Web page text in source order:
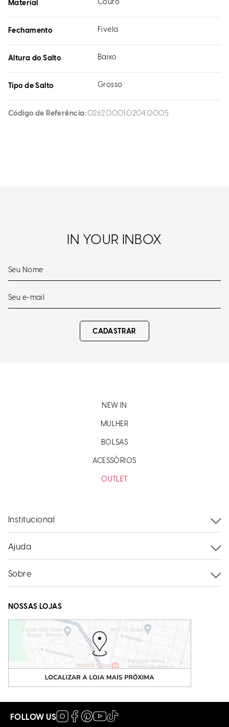
Material Couro
Fechamento Fivela
Altura do Salto Baixo
Tipo de Salto Grosso
Código de Referência 0262.0001.0204.0005
IN YOUR INBOX
CADASTRAR
NEW IN
MULHER
BOLSAS
ACESSÓRIOS
OUTLET
Institucional
Ajuda
Sobre
NOSSAS LOJAS
FOLLOW US